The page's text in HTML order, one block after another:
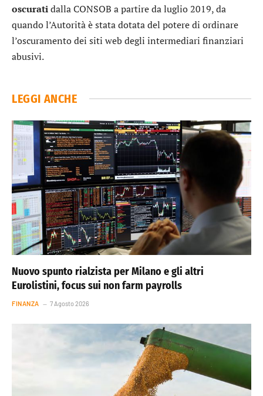
oscuratidalla CONSOB a partire da luglio 2019, da
quando l’Autorità è stata dotata del potere di ordinare
l’oscuramento dei siti web degli intermediari finanziari
abusivi.
LEGGI ANCHE
Nuovo spunto rialzista per Milano e gli altri
Eurolistini, focus sui non farm payrolls
FINANZA 7 Agosto 2026